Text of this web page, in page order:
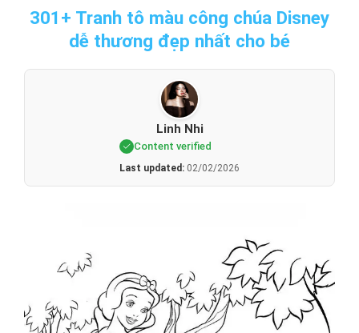
301+ Tranh tô màu công chúa Disney
dễ thương đẹp nhất cho bé
Linh Nhi
Content verified
Last updated: 02/02/2026